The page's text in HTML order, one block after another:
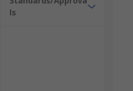
Multimedia
ls